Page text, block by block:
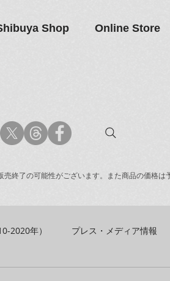
Shop Online Store
終了の可能性がございます。また商品の価格は
2020年） プレス・メディア情報